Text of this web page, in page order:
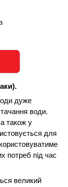
дуже
води.
також у
для
потреб під час
великий